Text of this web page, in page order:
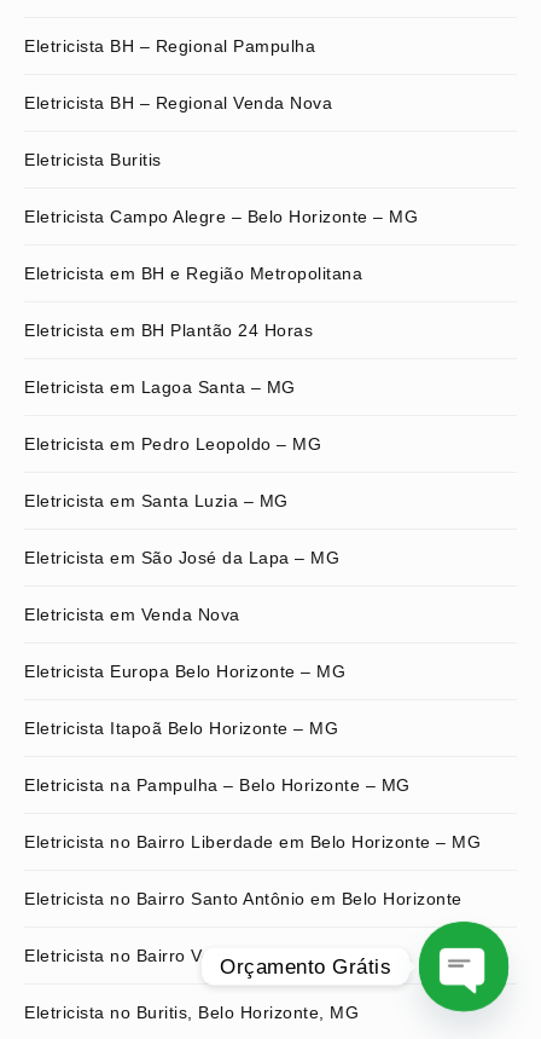
Eletricista BH – Regional Pampulha
Eletricista BH – Regional Venda Nova
Eletricista Buritis
Eletricista Campo Alegre – Belo Horizonte – MG
Eletricista em BH e Região Metropolitana
Eletricista em BH Plantão 24 Horas
Eletricista em Lagoa Santa – MG
Eletricista em Pedro Leopoldo – MG
Eletricista em Santa Luzia – MG
Eletricista em São José da Lapa – MG
Eletricista em Venda Nova
Eletricista Europa Belo Horizonte – MG
Eletricista Itapoã Belo Horizonte – MG
Eletricista na Pampulha – Belo Horizonte – MG
Eletricista no Bairro Liberdade em Belo Horizonte – MG
Eletricista no Bairro Santo Antônio em Belo Horizonte
Eletricista no Bairro Venda Nova
Eletricista no Buritis, Belo Horizonte, MG
Orçamento Grátis